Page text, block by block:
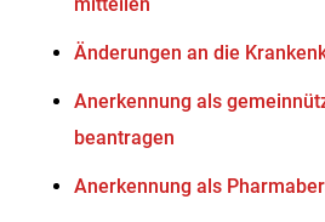
Änderungen an die
Anerkennung als
beantragen
Anerkennung als